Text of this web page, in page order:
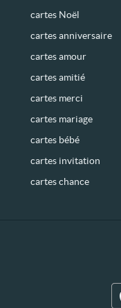
cartes Noël
cartes anniversaire
cartes amour
cartes amitié
cartes merci
cartes mariage
cartes bébé
cartes invitation
cartes chance